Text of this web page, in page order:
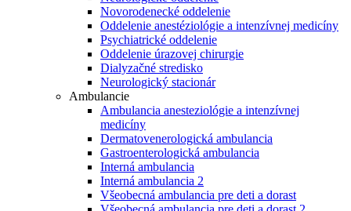
Novorodenecké oddelenie
Oddelenie anestéziológie a intenzívnej medicíny
Psychiatrické oddelenie
Oddelenie úrazovej chirurgie
Dialyzačné stredisko
Neurologický stacionár
Ambulancie
Ambulancia anesteziológie a intenzívnej
medicíny
Dermatovenerologická ambulancia
Gastroenterologická ambulancia
Interná ambulancia
Interná ambulancia 2
Všeobecná ambulancia pre deti a dorast